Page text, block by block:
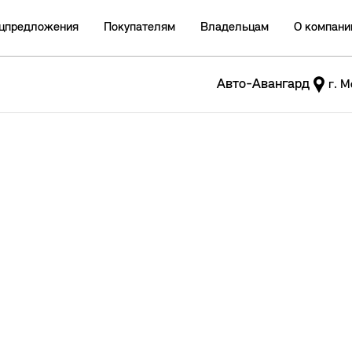
Авто-Авангард г.
Покупателям Владельцам О